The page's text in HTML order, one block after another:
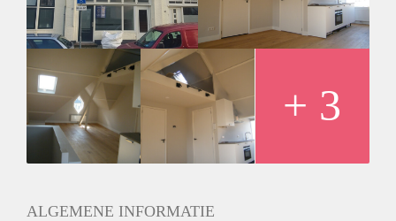
Bijzonderheden:
Beschikbaar per direct.
Bruto inkomen rond de € 3800.
2 maanden borg.
2 maanden opzegtermijn.
Minimum huurperiode 12 maanden.
Huisdieren niet toegestaan.
Roken is niet toegestaan.
Huurprijs is exclusief energiekosten.
+ 3
ALGEMENE INFORMATIE